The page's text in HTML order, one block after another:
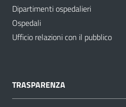
Dipartimenti ospedalieri
Ospedali
Ufficio relazioni con il pubblico
TRASPARENZA